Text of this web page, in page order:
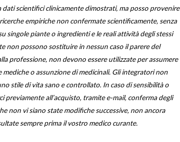
scientifici clinicamente dimostrati, ma posso provenire
empiriche non confermate scientificamente, senza
singole piante o ingredienti e le reali attività degli stessi
non possono sostituire in nessun caso il parere del
professione, non devono essere utilizzate per assumere
o assunzione di medicinali. Gli integratori non
stile di vita sano e controllato. In caso di sensibilità o
previamente all’acquisto, tramite e-mail, conferma degli
non vi siano state modifiche successive, non ancora
sempre prima il vostro medico curante.